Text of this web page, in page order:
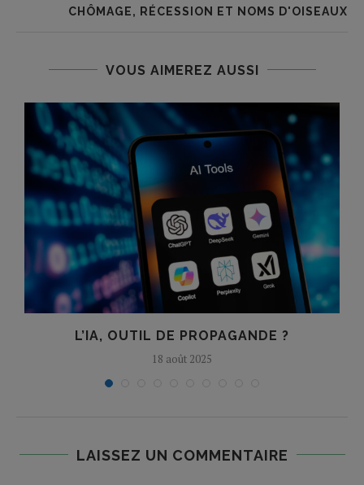
CHÔMAGE, RÉCESSION ET NOMS D'OISEAUX
VOUS AIMEREZ AUSSI
L’IA, OUTIL DE PROPAGANDE ?
18 août 2025
LAISSEZ UN COMMENTAIRE